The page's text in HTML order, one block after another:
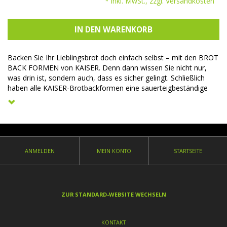
IN DEN WARENKORB
Backen Sie Ihr Lieblingsbrot doch einfach selbst – mit den BROT
BACK FORMEN von KAISER. Denn dann wissen Sie nicht nur,
was drin ist, sondern auch, dass es sicher gelingt. Schließlich
haben alle KAISER-Brotbackformen eine sauerteigbeständige
Antihaftbeschichtung und sind sogar für Brotbackmischungen
Gute Antihaftbeschichtung
ANMELDEN MEIN KONTO STARTSEITE
ZUR STANDARD-WEBSITE WECHSELN
KONTAKT